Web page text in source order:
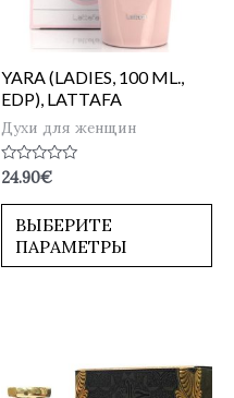
YARA (LADIES, 100 ML.,
EDP), LATTAFA
Духи для женщин
Оценка
0
из
24.90€
ВЫБЕРИТЕ
ПАРАМЕТРЫ